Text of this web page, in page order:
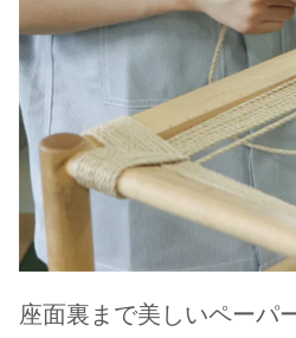
座面裏まで美しいペーパ